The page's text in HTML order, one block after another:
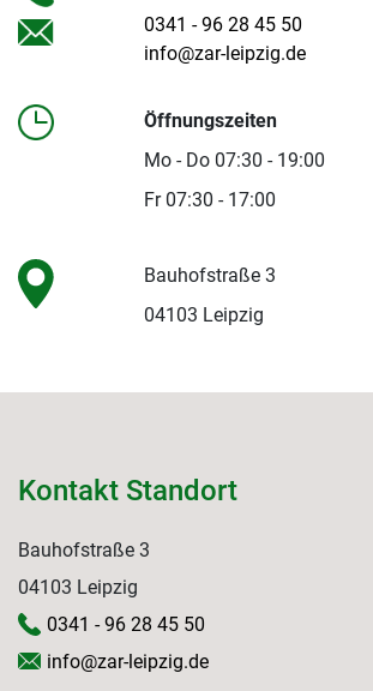
0341 - 96 28 45 50
info@zar-leipzig.de
Öffnungszeiten
Mo - Do 07:30 - 19:00
Fr 07:30 - 17:00
Bauhofstraße 3
04103 Leipzig
Kontakt Standort
Bauhofstraße 3
04103 Leipzig
0341 - 96 28 45 50
info@zar-leipzig.de